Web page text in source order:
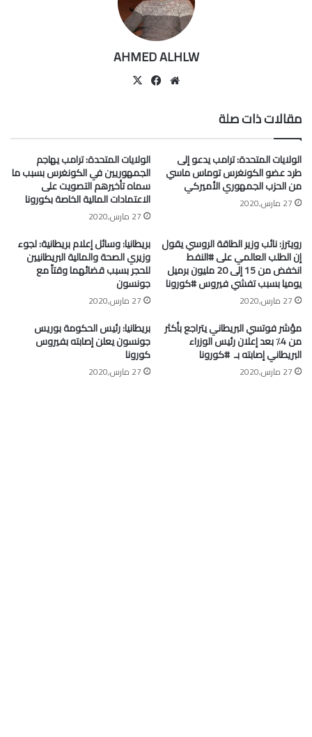
AHMED ALHLW
موقعفيسبوك
مقالات ذات صلة
الولايات المتحدة: ترامب يدعو إلى
طرد عضو الكونغرس توماس ماسي
من الحزب الجمهوري الأميركي
27 مارس,2020
الولايات المتحدة: ترامب يهاجم
الجمهوريين في الكونغرس بسبب ما
سماه تأخيرهم التصويت على
الاعتمادات المالية الخاصة بكورونا
27 مارس,2020
رويترز: نائب وزير الطاقة الروسي يقول
إن الطلب العالمي على #النفط
انخفض من 15 إلى 20 مليون برميل
يوميا بسبب تفشي فيروس #كورونا
27 مارس,2020
بريطانيا: وسائل إعلام بريطانية: لجوء
وزيري الصحة والمالية البريطانيين
للحجر بسبب قضائهما وقتاً مع
جونسون
27 مارس,2020
مؤشر فوتسي البريطاني يتراجع بأكثر
من 4٪ بعد إعلان رئيس الوزراء
البريطاني إصابته بـ ⁧ #كورونا⁩
27 مارس,2020
بريطانيا: رئيس الحكومة بوريس
جونسون يعلن إصابته بفيروس
كورونا
27 مارس,2020